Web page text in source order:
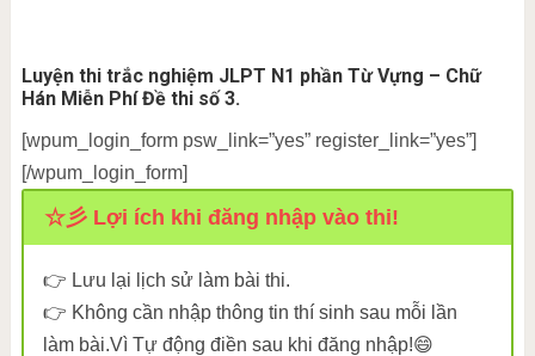
Luyện thi trắc nghiệm JLPT N1 phần Từ Vựng – Chữ
Hán Miễn Phí Đề thi số 3.
[wpum_login_form psw_link=”yes” register_link=”yes”]
[/wpum_login_form]
☆彡 Lợi ích khi đăng nhập vào thi!
👉 Lưu lại lịch sử làm bài thi.
👉 Không cần nhập thông tin thí sinh sau mỗi lần
làm bài.Vì Tự động điền sau khi đăng nhập!😄